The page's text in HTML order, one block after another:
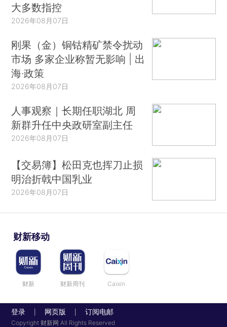
大多数指控
2026年08月07日
刚果（金）铜钴精矿禁令扰动
市场 多家企业称暂无影响 | 出
海·政策
2026年08月07日
人事观察｜长期任职湖北 周
新群升任中央政研室副主任
2026年08月07日
【交易簿】松田克也挥刀止损
明治折戟中国乳业
2026年08月07日
财新移动
财新 财新周刊 Caixin
登录 网页版 订阅电邮
Copyright 财新网 All Rights Reserved